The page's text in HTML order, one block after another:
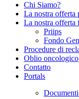
Chi Siamo?
La nostra offerta
La nostra offerta
Priips
Fondo
Procedure di
Oblio oncologico
Contatto
Portals